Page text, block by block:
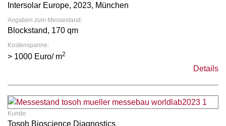
Intersolar Europe, 2023, München
Angaben zum Messestand:
Blockstand, 170 qm
Kostenspanne:
> 1000 Euro/ m2
Details
Kunde:
Tosoh Bioscience Diagnostics